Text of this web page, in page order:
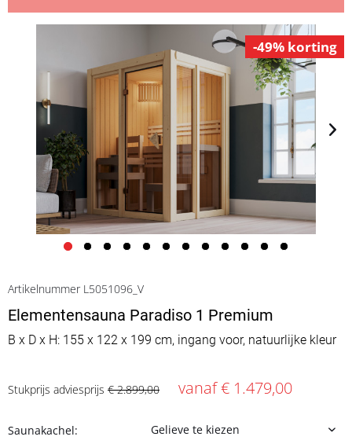
-49% korting
Artikelnummer L5051096_V
Elementensauna Paradiso 1 Premium
B x D x H: 155 x 122 x 199 cm, ingang voor, natuurlijke kleur
Stukprijs adviesprijs € 2.899,00 vanaf € 1.479,00
Saunakachel: